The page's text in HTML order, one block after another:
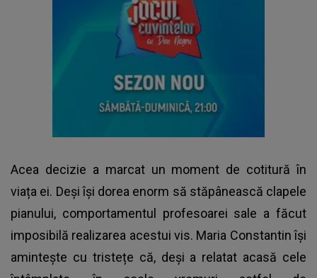
Acea decizie a marcat un moment de cotitură în
viața ei. Deși își dorea enorm să stăpânească clapele
pianului, comportamentul profesoarei sale a făcut
imposibilă realizarea acestui vis. Maria Constantin își
amintește cu tristețe că, deși a relatat acasă cele